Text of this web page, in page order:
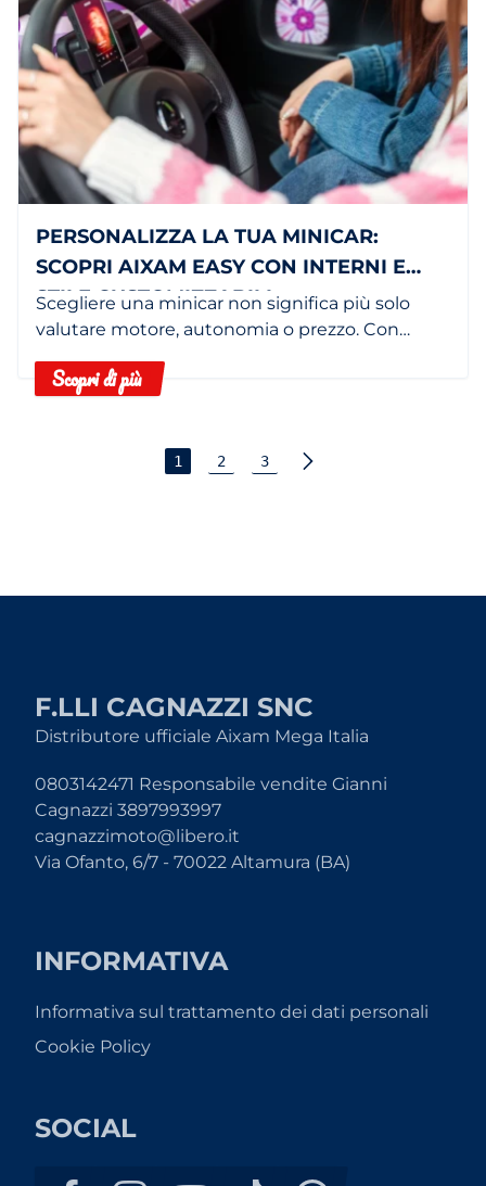
PERSONALIZZA LA TUA MINICAR:
SCOPRI AIXAM EASY CON INTERNI E
STILE CUSTOMIZZABILI
Scegliere una minicar non significa più solo
valutare motore, autonomia o prezzo. Con
personalizzandolo in base al tuo stile.
Scopri di più
1 2 3
F.LLI CAGNAZZI SNC
Distributore ufficiale Aixam Mega Italia
0803142471 Responsabile vendite Gianni
Cagnazzi 3897993997
cagnazzimoto@libero.it
Via Ofanto, 6/7 - 70022 Altamura (BA)
INFORMATIVA
Informativa sul trattamento dei dati personali
Cookie Policy
SOCIAL